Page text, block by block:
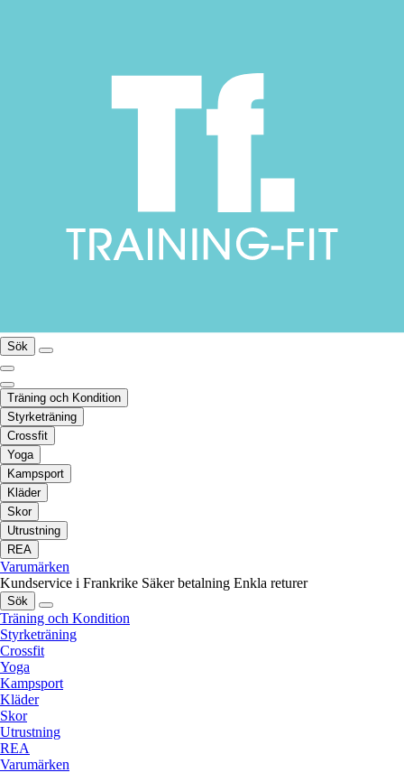
Sök
Träning och Kondition
Styrketräning
Crossfit
Yoga
Kampsport
Kläder
Skor
Utrustning
REA
Varumärken
Kundservice i Frankrike Säker betalning Enkla returer
Sök
Träning och Kondition
Styrketräning
Crossfit
Yoga
Kampsport
Kläder
Skor
Utrustning
REA
Varumärken